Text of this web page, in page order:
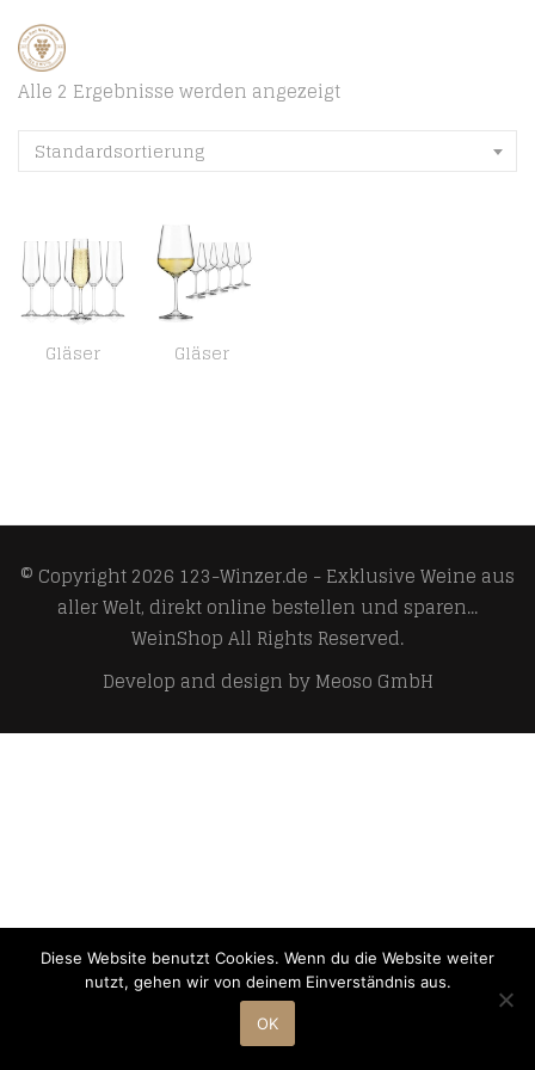
Alle 2 Ergebnisse werden angezeigt
Standardsortierung
Gläser Gläser
© Copyright 2026 123-Winzer.de - Exklusive Weine aus
aller Welt, direkt online bestellen und sparen...
WeinShopAll Rights Reserved.
Develop and design byMeoso GmbH
Diese Website benutzt Cookies. Wenn du die Website weiter
nutzt, gehen wir von deinem Einverständnis aus.
OK